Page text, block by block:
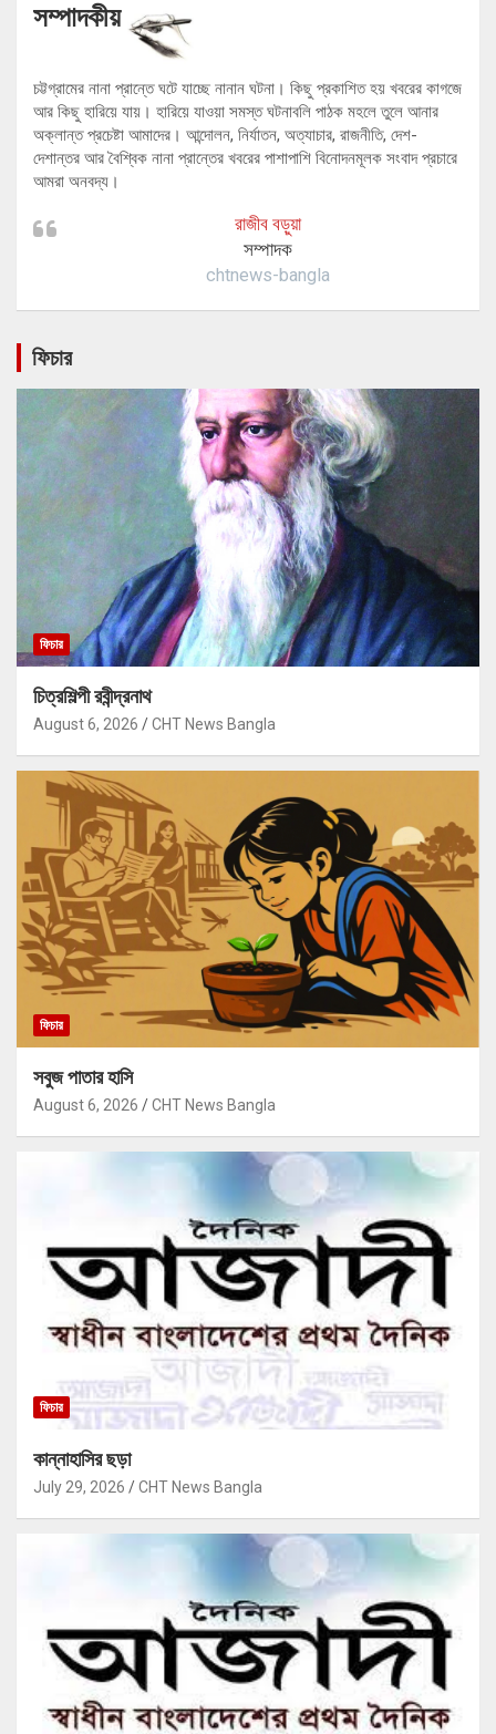
সম্পাদকীয়
চট্টগ্রামের নানা প্রান্তে ঘটে যাচ্ছে নানান ঘটনা। কিছু প্রকাশিত হয় খবরের কাগজে
আর কিছু হারিয়ে যায়। হারিয়ে যাওয়া সমস্ত ঘটনাবলি পাঠক মহলে তুলে আনার
অক্লান্ত প্রচেষ্টা আমাদের। আন্দোলন, নির্যাতন, অত্যাচার, রাজনীতি, দেশ-
দেশান্তর আর বৈশ্বিক নানা প্রান্তের খবরের পাশাপাশি বিনোদনমূলক সংবাদ প্রচারে
আমরা অনবদ্য।
রাজীব বড়ুয়া
সম্পাদক
chtnews-bangla
ফিচার
ফিচার
চিত্রশিল্পী রবীন্দ্রনাথ
August 6, 2026 CHT News Bangla
ফিচার
সবুজ পাতার হাসি
August 6, 2026 CHT News Bangla
ফিচার
কান্নাহাসির ছড়া
July 29, 2026 CHT News Bangla